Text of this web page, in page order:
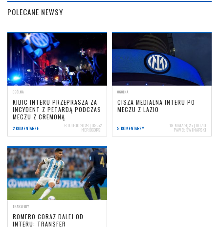
POLECANE NEWSY
OGÓLNA
KIBIC INTERU PRZEPRASZA ZA
INCYDENT Z PETARDĄ PODCZAS
MECZU Z CREMONĄ
2 KOMENTARZE 6 LUTEGO 2026 | 09:52
NERIOCORSI
OGÓLNA
CISZA MEDIALNA INTERU PO
MECZU Z LAZIO
9 KOMENTARZY 19 MAJA 2025 | 00:40
PAWEŁ ŚWINARSKI
TRANSFERY
ROMERO CORAZ DALEJ OD
INTERU: TRANSFER